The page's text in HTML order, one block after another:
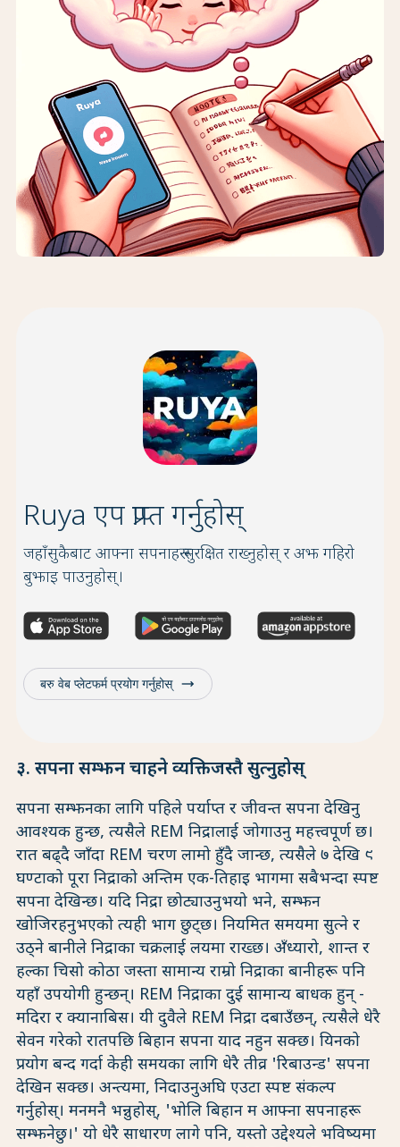
Ruya एप प्राप्त गर्नुहोस्
जहाँसुकैबाट आफ्ना सपनाहरू सुरक्षित राख्नुहोस् र अझ गहिरो
बुझाइ पाउनुहोस्।
बरु वेब प्लेटफर्म प्रयोग गर्नुहोस् trending_flat
३. सपना सम्झन चाहने व्यक्तिजस्तै सुत्नुहोस्
सपना सम्झनका लागि पहिले पर्याप्त र जीवन्त सपना देखिनु
आवश्यक हुन्छ, त्यसैले REM निद्रालाई जोगाउनु महत्त्वपूर्ण छ।
रात बढ्दै जाँदा REM चरण लामो हुँदै जान्छ, त्यसैले ७ देखि ९
घण्टाको पूरा निद्राको अन्तिम एक-तिहाइ भागमा सबैभन्दा स्पष्ट
सपना देखिन्छ। यदि निद्रा छोट्याउनुभयो भने, सम्झन
खोजिरहनुभएको त्यही भाग छुट्छ। नियमित समयमा सुत्ने र
उठ्ने बानीले निद्राका चक्रलाई लयमा राख्छ। अँध्यारो, शान्त र
हल्का चिसो कोठा जस्ता सामान्य राम्रो निद्राका बानीहरू पनि
यहाँ उपयोगी हुन्छन्। REM निद्राका दुई सामान्य बाधक हुन् -
मदिरा र क्यानाबिस। यी दुवैले REM निद्रा दबाउँछन्, त्यसैले धेरै
सेवन गरेको रातपछि बिहान सपना याद नहुन सक्छ। यिनको
प्रयोग बन्द गर्दा केही समयका लागि धेरै तीव्र 'रिबाउन्ड' सपना
देखिन सक्छ। अन्त्यमा, निदाउनुअघि एउटा स्पष्ट संकल्प
गर्नुहोस्। मनमनै भन्नुहोस्, 'भोलि बिहान म आफ्ना सपनाहरू
सम्झनेछु।' यो धेरै साधारण लागे पनि, यस्तो उद्देश्यले भविष्यमा